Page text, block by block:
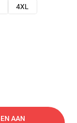
4XL
AAN